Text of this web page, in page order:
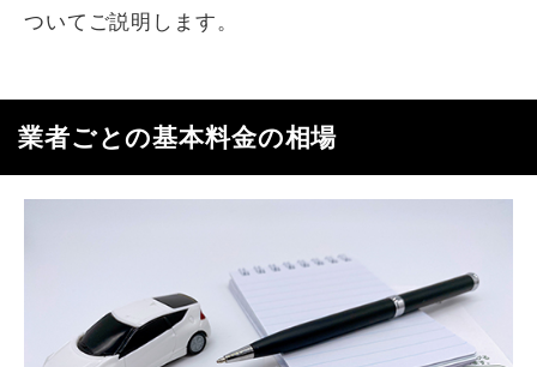
ついてご説明します。
業者ごとの基本料金の相場